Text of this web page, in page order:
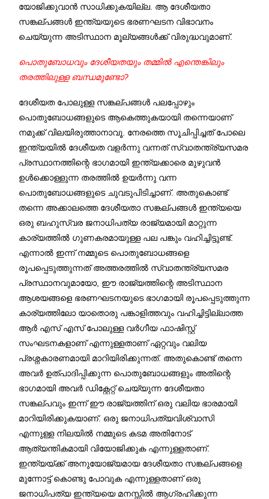
യോജിക്കുവാന്‍ സാധിക്കുകയില്ല. ആ ദേശീയതാ
സങ്കല്പങ്ങള്‍ ഇന്ത്യയുടെ ഭരണഘടന വിഭാവനം
ചെയ്യുന്ന അടിസ്ഥാന മൂല്യങ്ങള്‍ക്ക് വിരുദ്ധവുമാണ്.
പൊതുബോധവും ദേശീയതയും തമ്മില്‍ എന്തെങ്കിലും
തരത്തിലുള്ള ബന്ധമുണ്ടോ?
ദേശീയത പോലുള്ള സങ്കല്പങ്ങള്‍ പലപ്പോഴും
പൊതുബോധങ്ങളുടെ ആകെത്തുകയായി തന്നെയാണ്
നമുക്ക് വിലയിരുത്താനാവൂ. നേരത്തെ സൂചിപ്പിച്ചത് പോലെ
ഇന്ത്യയില്‍ ദേശീയത വളര്‍ന്നു വന്നത് സ്വാതന്ത്ര്യസമര
പ്രസ്ഥാനത്തിന്റെ ഭാഗമായി ഇന്ത്യക്കാരെ മുഴുവന്‍
ഉള്‍ക്കൊള്ളുന്ന തരത്തില്‍ ഉയര്‍ന്നു വന്ന
പൊതുബോധങ്ങളുടെ ചുവടുപിടിച്ചാണ്. അതുകൊണ്ട്
തന്നെ അക്കാലത്തെ ദേശീയതാ സങ്കല്പങ്ങള്‍ ഇന്ത്യയെ
ഒരു ബഹുസ്വര ജനാധിപത്യ രാജ്യമായി മാറ്റുന്ന
കാര്യത്തില്‍ ഗുണകരമായുള്ള പല പങ്കും വഹിച്ചിട്ടുണ്ട്.
എന്നാല്‍ ഇന്ന് നമ്മുടെ പൊതുബോധങ്ങളെ
രൂപപ്പെടുത്തുന്നത് അത്തരത്തില്‍ സ്വാതന്ത്ര്യസമര
പ്രസ്ഥാനവുമായോ, ഈ രാജ്യത്തിന്റെ അടിസ്ഥാന
ആശയങ്ങളെ ഭരണഘടനയുടെ ഭാഗമായി രൂപപ്പെടുത്തുന്ന
കാര്യത്തിലോ യാതൊരു പങ്കാളിത്തവും വഹിച്ചിട്ടില്ലാത്ത
ആര്‍ എസ് എസ് പോലുള്ള വര്‍ഗീയ ഫാഷിസ്റ്റ്
സംഘടനകളാണ് എന്നുള്ളതാണ് ഏറ്റവും വലിയ
പ്രശ്നകാരണമായി മാറിയിരിക്കുന്നത്. അതുകൊണ്ട് തന്നെ
അവര്‍ ഉത്പാദിപ്പിക്കുന്ന പൊതുബോധങ്ങളും അതിന്റെ
ഭാഗമായി അവര്‍ ഡിക്റ്റേറ്റ് ചെയ്യുന്ന ദേശീയതാ
സങ്കല്പവും ഇന്ന് ഈ രാജ്യത്തിന് ഒരു വലിയ ഭാരമായി
മാറിയിരിക്കുകയാണ്. ഒരു ജനാധിപത്യവിശ്വാസി
എന്നുള്ള നിലയില്‍ നമ്മുടെ കടമ അതിനോട്
ആത്യന്തികമായി വിയോജിക്കുക എന്നുള്ളതാണ്.
ഇന്ത്യയ്ക്ക് അനുയോജ്യമായ ദേശീയതാ സങ്കല്പങ്ങളെ
മുന്നോട്ട് കൊണ്ടു പോവുക എന്നുള്ളതാണ് ഒരു
ജനാധിപത്യ ഇന്ത്യയെ മനസ്സില്‍ ആഗ്രഹിക്കുന്ന